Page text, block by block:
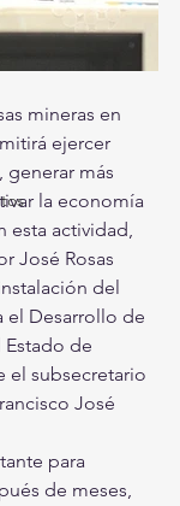
mineras en
ejercer
generar más
la economía
esta actividad,
José Rosas
del
el Desarrollo de
Estado de
el subsecretario
José
para
de meses,